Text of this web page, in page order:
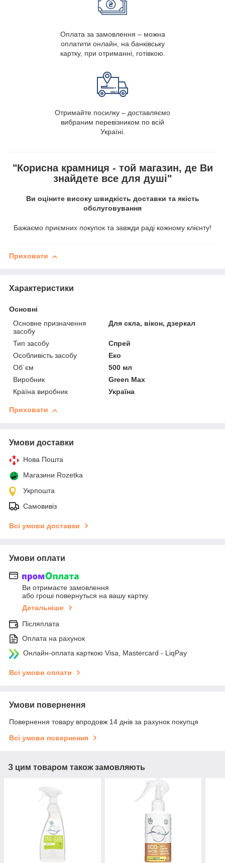
Оплата за замовлення – можна
оплатити онлайн, на банківську
картку, при отриманні, готівкою.
Отримайте посилку – доставляємо
вибраним перевізником по всій
Україні.
"Корисна крамниця - той магазин, де Ви
знайдете все для душі"
Ви оціните високу швидкість доставки та якість
обслуговування
Бажаємо приємних покупок та завжди раді кожному клієнту!
Приховати
Характеристики
Основні
Основне призначення
засобу
Для скла, вікон, дзеркал
Тип засобу
Спрей
Особливість засобу
Еко
Об`єм
500 мл
Виробник
Green Max
Країна виробник
Україна
Приховати
Умови доставки
Нова Пошта
Магазини Rozetka
Укрпошта
Самовивіз
Всі умови доставки
Умови оплати
Ви отримаєте замовлення
або гроші повернуться на вашу картку
Детальніше
Післяплата
Оплата на рахунок
Онлайн-оплата карткою Visa, Mastercard - LiqPay
Всі умови оплати
Умови повернення
Повернення товару впродовж 14 днів за рахунок покупця
Всі умови повернення
З цим товаром також замовляють